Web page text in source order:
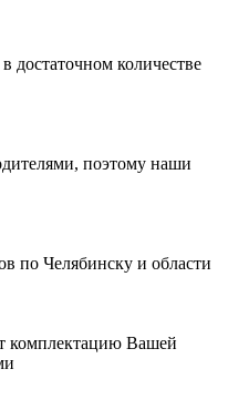
достаточном количестве
поэтому наши
по Челябинску и области
комплектацию Вашей